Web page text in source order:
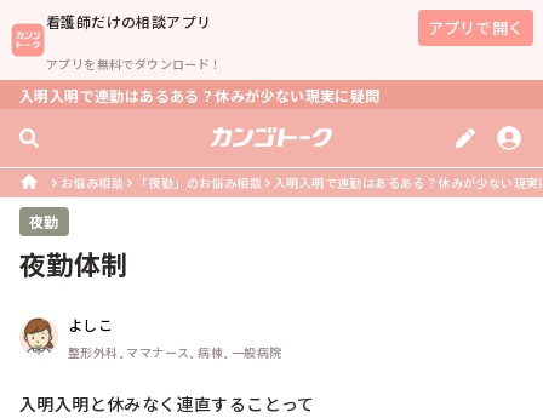
看護師だけの相談アプリ
アプリを無料でダウンロード！
アプリで開く
入明入明で連勤はあるある？休みが少ない現実に疑問
お悩み相談 「夜勤」のお悩み相談 入明入明で連勤はあるある？休みが少ない現実
夜勤
夜勤体制
よしこ
整形外科, ママナース, 病棟, 一般病院
入明入明と休みなく連直することって